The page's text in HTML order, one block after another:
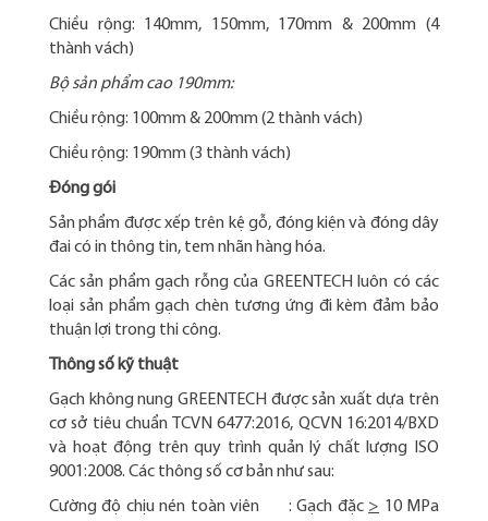
Chiều rộng: 140mm, 150mm, 170mm & 200mm (4
thành vách)
Bộ sản phẩm cao 190mm:
Chiều rộng: 100mm & 200mm (2 thành vách)
Chiều rộng: 190mm (3 thành vách)
Đóng gói
Sản phẩm được xếp trên kệ gỗ, đóng kiện và đóng dây
đai có in thông tin, tem nhãn hàng hóa.
Các sản phẩm gạch rỗng của GREENTECH luôn có các
loại sản phẩm gạch chèn tương ứng đi kèm đảm bảo
thuận lợi trong thi công.
Thông số kỹ thuật
Gạch không nung GREENTECH được sản xuất dựa trên
cơ sở tiêu chuẩn TCVN 6477:2016, QCVN 16:2014/BXD
và hoạt động trên quy trình quản lý chất lượng ISO
9001:2008. Các thông số cơ bản như sau:
Cường độ chịu nén toàn viên : Gạch đặc > 10 MPa